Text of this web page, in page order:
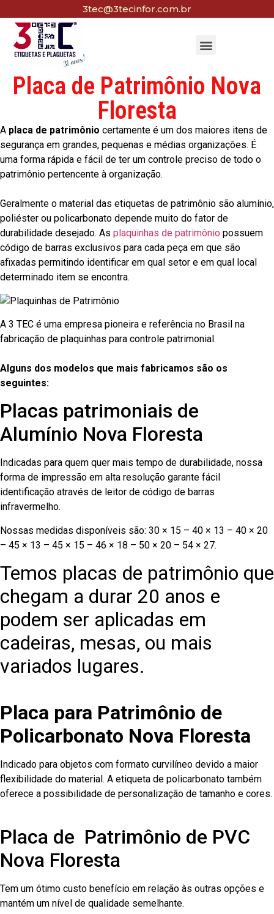
3tec@3tecinfor.com.br
Placa de Patrimônio Nova
Floresta
A placa de patrimônio certamente é um dos maiores itens de
segurança em grandes, pequenas e médias organizações. É
uma forma rápida e fácil de ter um controle preciso de todo o
patrimônio pertencente à organização.
Geralmente o material das etiquetas de patrimônio são alumínio,
poliéster ou policarbonato depende muito do fator de
durabilidade desejado. As plaquinhas de patrimônio possuem
código de barras exclusivos para cada peça em que são
afixadas permitindo identificar em qual setor e em qual local
determinado item se encontra.
A 3 TEC é uma empresa pioneira e referência no Brasil na
fabricação de plaquinhas para controle patrimonial.
Alguns dos modelos que mais fabricamos são os
seguintes:
Placas patrimoniais de
Alumínio Nova Floresta
Indicadas para quem quer mais tempo de durabilidade, nossa
forma de impressão em alta resolução garante fácil
identificação através de leitor de código de barras
infravermelho.
Nossas medidas disponíveis são: 30 × 15 – 40 × 13 – 40 × 20
– 45 × 13 – 45 × 15 – 46 × 18 – 50 × 20 – 54 × 27.
Temos placas de patrimônio que
chegam a durar 20 anos e
podem ser aplicadas em
cadeiras, mesas, ou mais
variados lugares.
Placa para Patrimônio de
Policarbonato Nova Floresta
Indicado para objetos com formato curvilíneo devido a maior
flexibilidade do material. A etiqueta de policarbonato também
oferece a possibilidade de personalização de tamanho e cores.
Placa de Patrimônio de PVC
Nova Floresta
Tem um ótimo custo benefício em relação às outras opções e
mantém um nível de qualidade semelhante.